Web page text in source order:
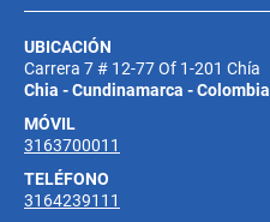
UBICACIÓN
Carrera 7 # 12-77 Of 1-201 Chía
Chia - Cundinamarca - Colombia
MÓVIL
3163700011
TELÉFONO
3164239111